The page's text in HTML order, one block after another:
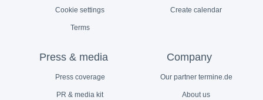
Cookie settings
Terms
Create calendar
Press & media
Press coverage
PR & media kit
Company
Our partner termine.de
About us